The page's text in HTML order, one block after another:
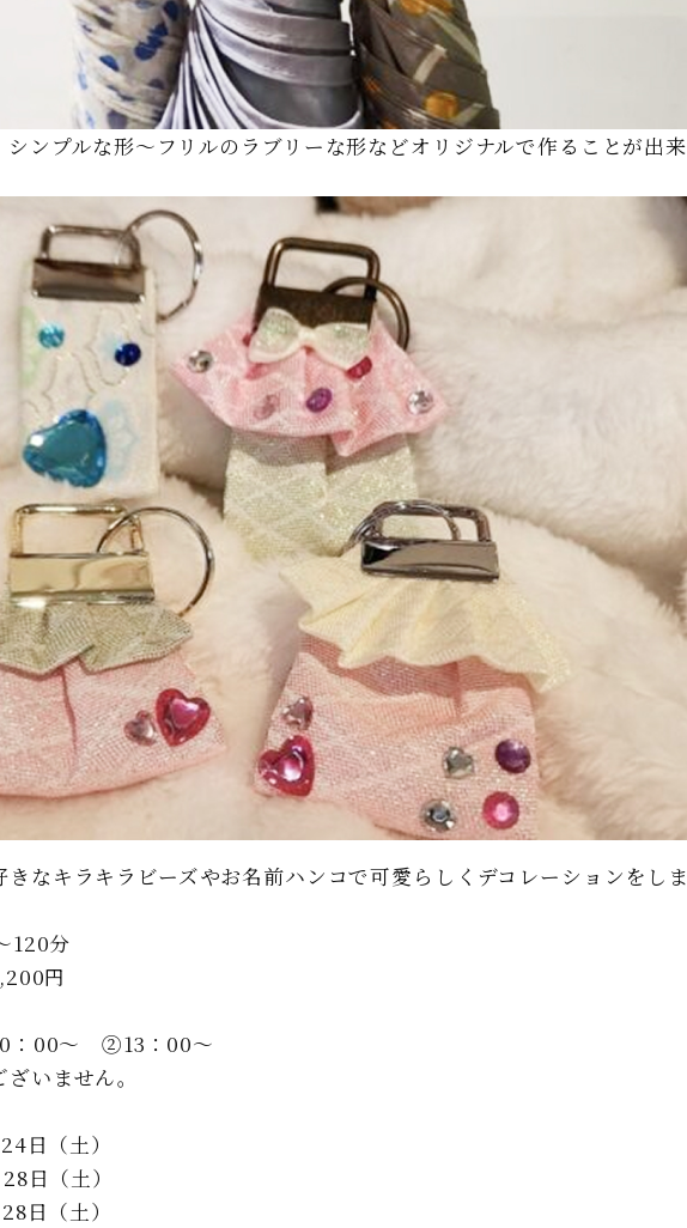
ンプルな形～フリルのラブリーな形などオリジナルで作ることが出来
なキラキラビーズやお名前ハンコで可愛らしくデコレーションをしま
120分
円
：00～ ②13：00～
いません。
日（土）
日（土）
日（土）